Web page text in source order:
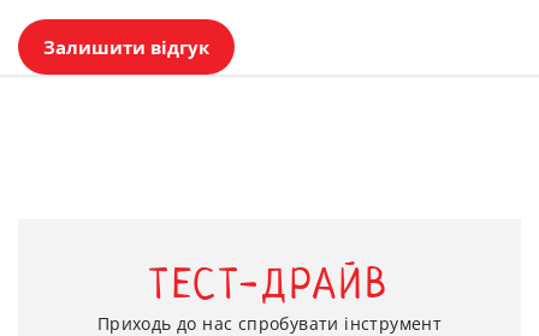
Залишити відгук
ТЕСТ-ДРАЙВ
Приходь до нас спробувати інструмент